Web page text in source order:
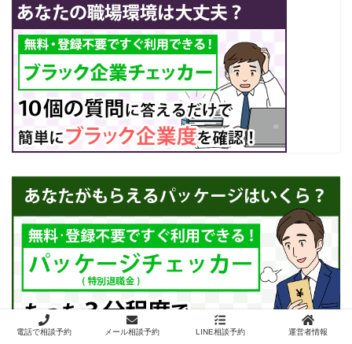
電話で相談予約 メール相談予約 LINE相談予約 運営者情報